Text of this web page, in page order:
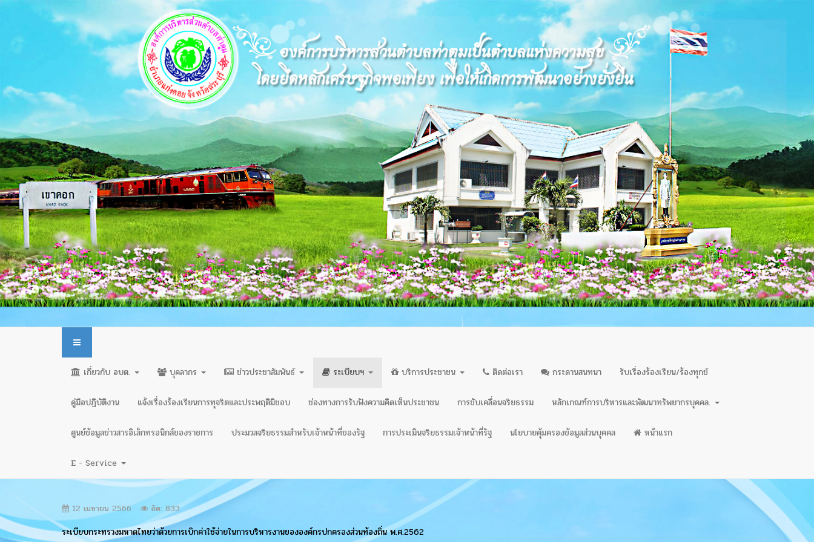
เกี่ยวกับ อบต. บุคลากร ข่าวประชาสัมพันธ์ ระเบียบฯ บริการประชาชน ติดต่อเรา กระดานสนทนา รับเรื่องร้องเรียน/ร้องทุกข์
คู่มือปฏิบัติงาน แจ้งเรื่องร้องเรียนการทุจริตและประพฤติมิชอบ ช่องทางการรับฟังความคิดเห็นประชาชน การขับเคลื่อนจริยธรรม หลักเกณฑ์การบริหารและพัฒนาทรัพยากรบุคคล.
ศูนย์ข้อมูลข่าวสารอิเล็กทรอนิกส์ของราชการ ประมวลจริยธรรมสำหรับเจ้าหน้าที่ของรัฐ การประเมินจริยธรรมเจ้าหน้าที่รัฐ นโยบายคุ้มครองข้อมูลส่วนบุคคล หน้าแรก
E - Service
12 เมษายน 2566 ฮิต: 833
ระเบียบกระทรวงมหาดไทยว่าด้วยการเบิกค่าใช้จ่ายในการบริหารงานขององค์กรปกครองส่วนท้องถิ่น พ.ศ.2562